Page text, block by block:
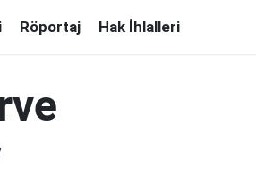
Röportaj Hak İhlalleri